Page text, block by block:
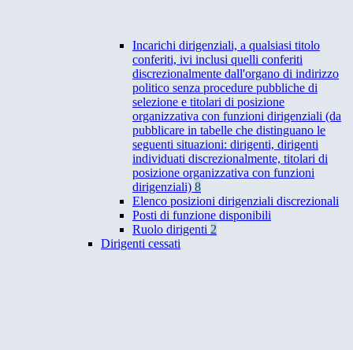
Incarichi dirigenziali, a qualsiasi titolo
conferiti, ivi inclusi quelli conferiti
discrezionalmente dall'organo di indirizzo
politico senza procedure pubbliche di
selezione e titolari di posizione
organizzativa con funzioni dirigenziali (da
pubblicare in tabelle che distinguano le
seguenti situazioni: dirigenti, dirigenti
individuati discrezionalmente, titolari di
posizione organizzativa con funzioni
dirigenziali) 8
Elenco posizioni dirigenziali discrezionali
Posti di funzione disponibili
Ruolo dirigenti 2
Dirigenti cessati